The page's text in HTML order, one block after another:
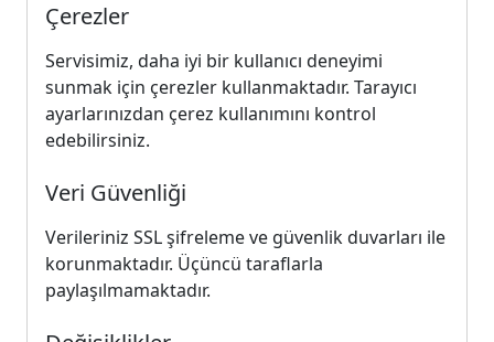
Çerezler
Servisimiz, daha iyi bir kullanıcı deneyimi
sunmak için çerezler kullanmaktadır. Tarayıcı
ayarlarınızdan çerez kullanımını kontrol
edebilirsiniz.
Veri Güvenliği
Verileriniz SSL şifreleme ve güvenlik duvarları ile
korunmaktadır. Üçüncü taraflarla
paylaşılmamaktadır.